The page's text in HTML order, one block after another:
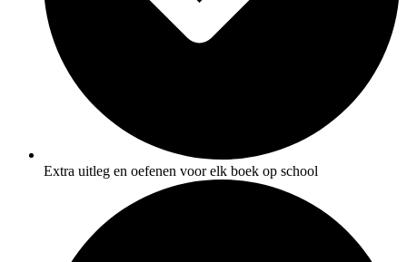
Extra uitleg en oefenen voor elk boek op school